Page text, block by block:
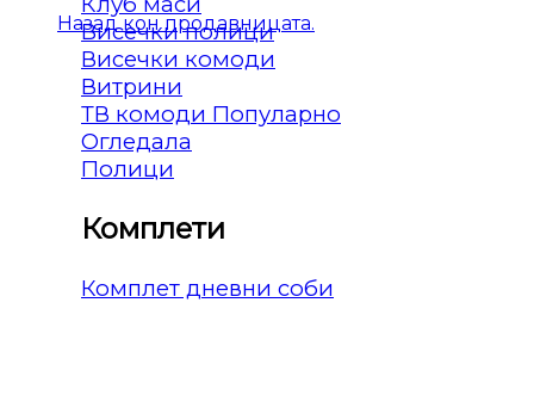
Назад кон продавницата.
Висечки полици
Висечки комоди
Витрини
ТВ комоди
Огледала
Полици
Комплети
Комплет дневни соби